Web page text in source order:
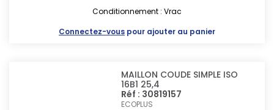
Conditionnement : Vrac
Connectez-vous pour ajouter au panier
MAILLON COUDE SIMPLE ISO
16B1 25,4
Réf : 30819157
ECOPLUS